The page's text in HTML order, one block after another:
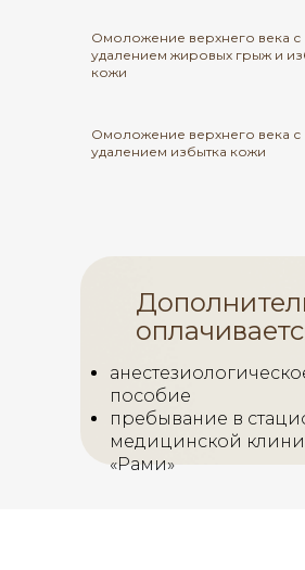
Омоложение верхнего века с
удалением жировых грыж и
кожи
Омоложение верхнего века с
удалением избытка кожи
пособие
пребывание в
медицинской
«Рами»